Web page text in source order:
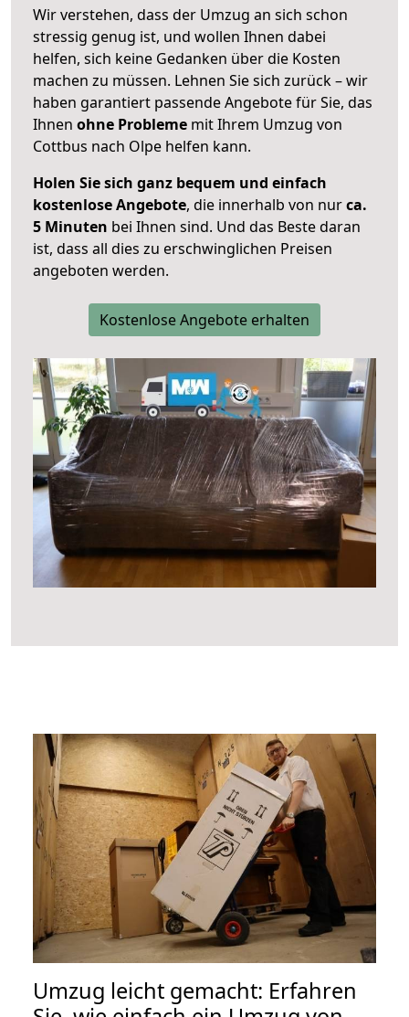
Wir verstehen, dass der Umzug an sich schon
stressig genug ist, und wollen Ihnen dabei
helfen, sich keine Gedanken über die Kosten
machen zu müssen. Lehnen Sie sich zurück – wir
haben garantiert passende Angebote für Sie, das
Ihnen ohne Probleme mit Ihrem Umzug von
Cottbus nach Olpe helfen kann.
Holen Sie sich ganz bequem und einfach
kostenlose Angebote, die innerhalb von nurca.
5 Minuten bei Ihnen sind. Und das Beste daran
ist, dass all dies zu erschwinglichen Preisen
angeboten werden.
Kostenlose Angebote erhalten
Umzug leicht gemacht: Erfahren